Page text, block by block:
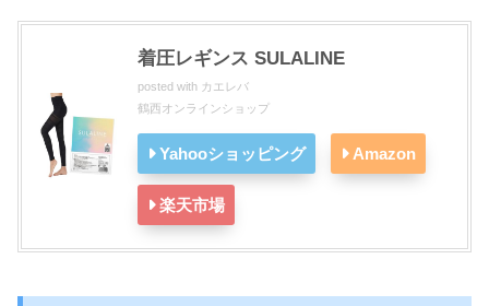
着圧レギンス SULALINE
posted with カエレバ
鶴西オンラインショップ
Yahooショッピング Amazon
楽天市場